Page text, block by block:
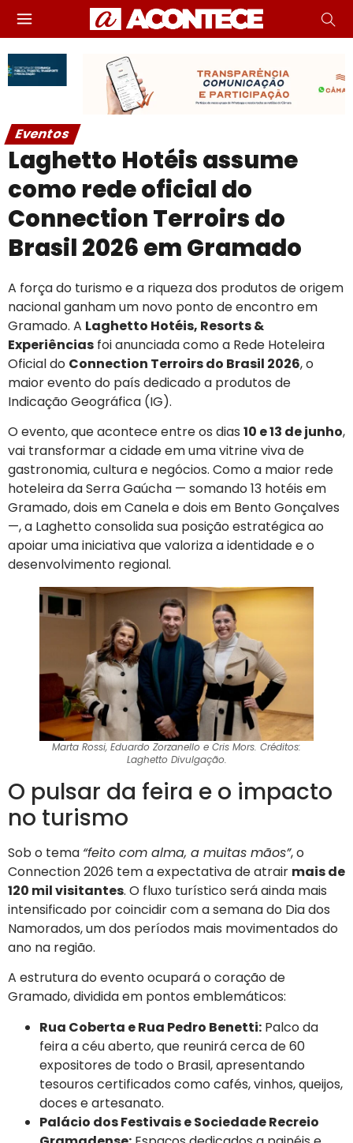
Eventos
Laghetto Hotéis assume
como rede oficial do
Connection Terroirs do
Brasil 2026 em Gramado
A força do turismo e a riqueza dos produtos de origem
nacional ganham um novo ponto de encontro em
Gramado. A Laghetto Hotéis, Resorts &
Experiências foi anunciada como a Rede Hoteleira
Oficial do Connection Terroirs do Brasil 2026, o
maior evento do país dedicado a produtos de
Indicação Geográfica (IG).
O evento, que acontece entre os dias 10 e 13 de junho,
vai transformar a cidade em uma vitrine viva de
gastronomia, cultura e negócios. Como a maior rede
hoteleira da Serra Gaúcha — somando 13 hotéis em
Gramado, dois em Canela e dois em Bento Gonçalves
—, a Laghetto consolida sua posição estratégica ao
apoiar uma iniciativa que valoriza a identidade e o
desenvolvimento regional.
Marta Rossi, Eduardo Zorzanello e Cris Mors. Créditos:
Laghetto Divulgação.
O pulsar da feira e o impacto
no turismo
Sob o tema “feito com alma, a muitas mãos”, o
Connection 2026 tem a expectativa de atrair mais de
120 mil visitantes. O fluxo turístico será ainda mais
intensificado por coincidir com a semana do Dia dos
Namorados, um dos períodos mais movimentados do
ano na região.
A estrutura do evento ocupará o coração de
Gramado, dividida em pontos emblemáticos:
Rua Coberta e Rua Pedro Benetti: Palco da
feira a céu aberto, que reunirá cerca de 60
expositores de todo o Brasil, apresentando
tesouros certificados como cafés, vinhos, queijos,
doces e artesanato.
Palácio dos Festivais e Sociedade Recreio